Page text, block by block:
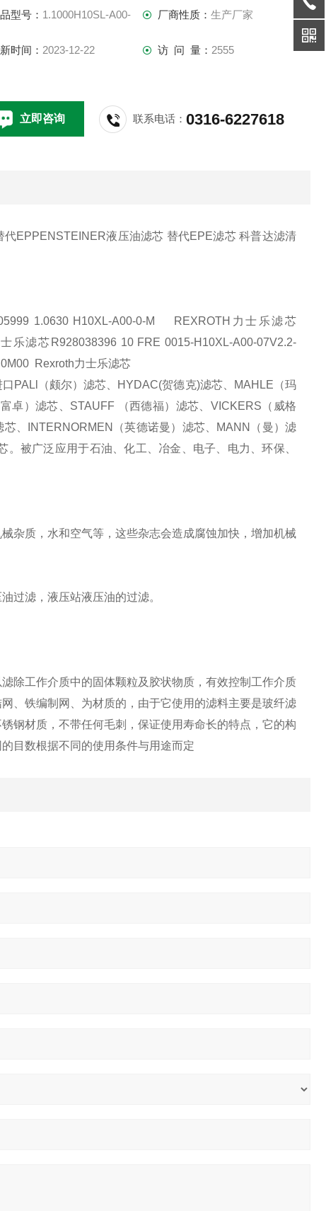
型号： 1.1000H10SL-A00- 厂商性质： 生产厂家
时间： 2023-12-22 访 问 量： 2555
立即咨询 联系电话：0316-6227618
EPPENSTEINER液压油滤芯 替代EPE滤芯 科普达滤清
1.0630 H10XL-A00-0-M
REXROTH力士乐滤芯
乐滤芯R928038396 10 FRE 0015-H10XL-A00-07V2.2-
Rexroth力士乐滤芯
PALl （颇尔）滤芯、 HYDAC(贺德克)滤芯、 MAHLE （玛
富卓）滤芯、 STAUFF （西德福）滤芯、 VICKERS （威格
、 INTERNORMEN （英德诺曼）滤芯、 MANN
（曼）滤
。被广泛应用于石油、化工、冶金、电子、电力、环保、
杂质，水和空气等，这些杂志会造成腐蚀加快，增加机械
过滤，液压站液压油的过滤。
除工作介质中的固体颗粒及胶状物质，有效控制工作介质
、铁编制网、为材质的，由于它使用的滤料主要是玻纤滤
钢材质，不带任何毛刺，保证使用寿命长的特点，它的构
目数根据不同的使用条件与用途而定